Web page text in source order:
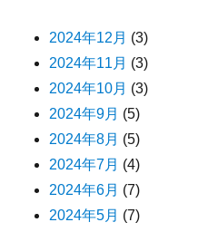
2024年12月 (3)
2024年11月 (3)
2024年10月 (3)
2024年9月 (5)
2024年8月 (5)
2024年7月 (4)
2024年6月 (7)
2024年5月 (7)